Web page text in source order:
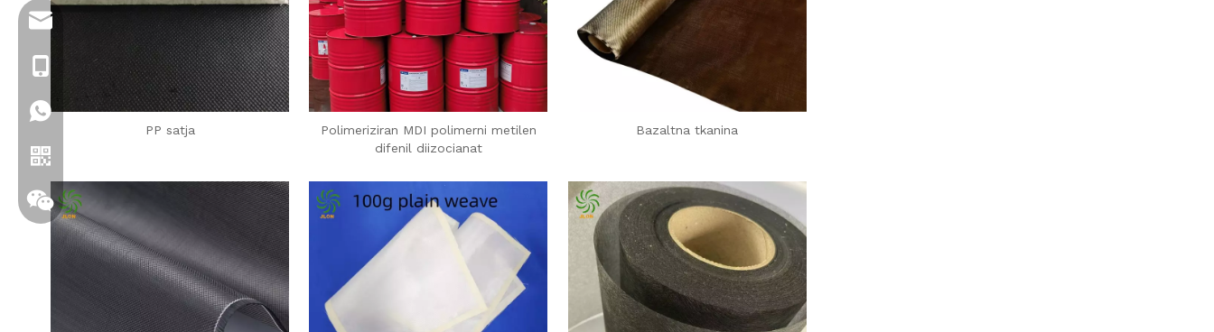
PP satja
Polimeriziran MDI polimerni metilen
difenil diizocianat
Bazaltna tkanina
info@jloncomposite.com
+86 19306129712
+86 19306129712